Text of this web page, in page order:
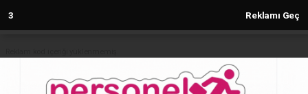
2 Reklamı Geç
Anasayfa